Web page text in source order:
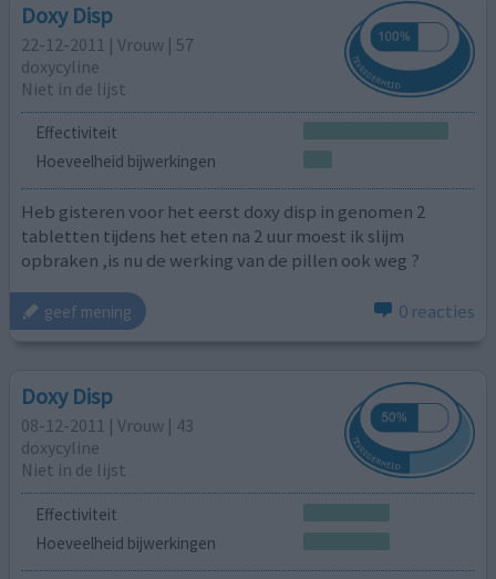
Doxy Disp
22-12-2011 | Vrouw | 57
doxycyline
Niet in de lijst
Effectiviteit
Hoeveelheid bijwerkingen
Heb gisteren voor het eerst doxy disp in genomen 2
tabletten tijdens het eten na 2 uur moest ik slijm
opbraken ,is nu de werking van de pillen ook weg ?
geef mening 0 reacties
Doxy Disp
08-12-2011 | Vrouw | 43
doxycyline
Niet in de lijst
Effectiviteit
Hoeveelheid bijwerkingen